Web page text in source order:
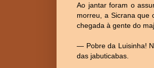
Ao jantar foram o
morreu, a Sicrana que
chegada à gente do
— Pobre da Luisinha!
das jabuticabas.